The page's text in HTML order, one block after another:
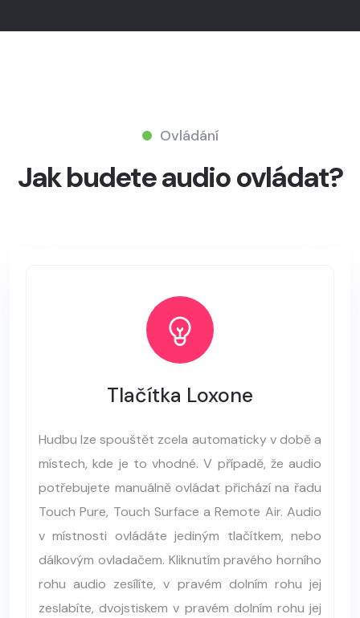
Ovládání
Jak budete audio ovládat?
Tlačítka Loxone
Hudbu lze spouštět zcela automaticky v době a
místech, kde je to vhodné. V případě, že audio
potřebujete manuálně ovládat přichází na řadu
Touch Pure, Touch Surface a Remote Air. Audio
v místnosti ovládáte jediným tlačítkem, nebo
dálkovým ovladačem. Kliknutím pravého horního
rohu audio zesílíte, v pravém dolním rohu jej
zeslabíte, dvojstiskem v pravém dolním rohu jej